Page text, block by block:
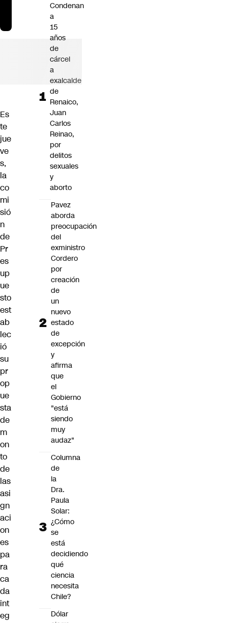
Es
te
jue
ve
s,
la
co
mi
sió
n
de
Pr
es
up
ue
sto
est
ab
lec
ió
su
pr
op
ue
sta
de
m
on
to
de
las
asi
gn
aci
on
es
pa
ra
ca
da
int
eg
Condenan
a
15
años
de
cárcel
a
exalcalde
de
Renaico,
Juan
Carlos
Reinao,
por
delitos
sexuales
y
aborto
Pavez
aborda
preocupación
del
exministro
Cordero
por
creación
de
un
nuevo
estado
de
excepción
y
afirma
que
el
Gobierno
"está
siendo
muy
audaz"
Columna
de
la
Dra.
Paula
Solar:
¿Cómo
se
está
decidiendo
qué
ciencia
necesita
Chile?
Dólar